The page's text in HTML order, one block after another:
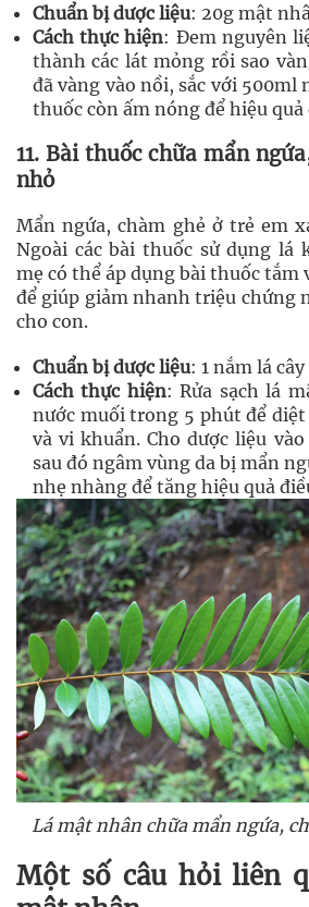
Chuẩn bị dược liệu: 20g mật
Cách thực hiện: Đem nguyên
thành các lát mỏng rồi sao
đã vàng vào nồi, sắc với 500ml
thuốc còn ấm nóng để hiệu
11. Bài thuốc chữa mẩn
nhỏ
Mẩn ngứa, chàm ghẻ ở trẻ em
Ngoài các bài thuốc sử dụng lá
mẹ có thể áp dụng bài thuốc tắm
để giúp giảm nhanh triệu chứng
cho con.
Chuẩn bị dược liệu: 1 nắm lá
Cách thực hiện: Rửa sạch lá
nước muối trong 5 phút để
và vi khuẩn. Cho dược liệu
sau đó ngâm vùng da bị mẩn
nhẹ nhàng để tăng hiệu quả
Lá mật nhân chữa mẩn ngứa,
Một số câu hỏi liên